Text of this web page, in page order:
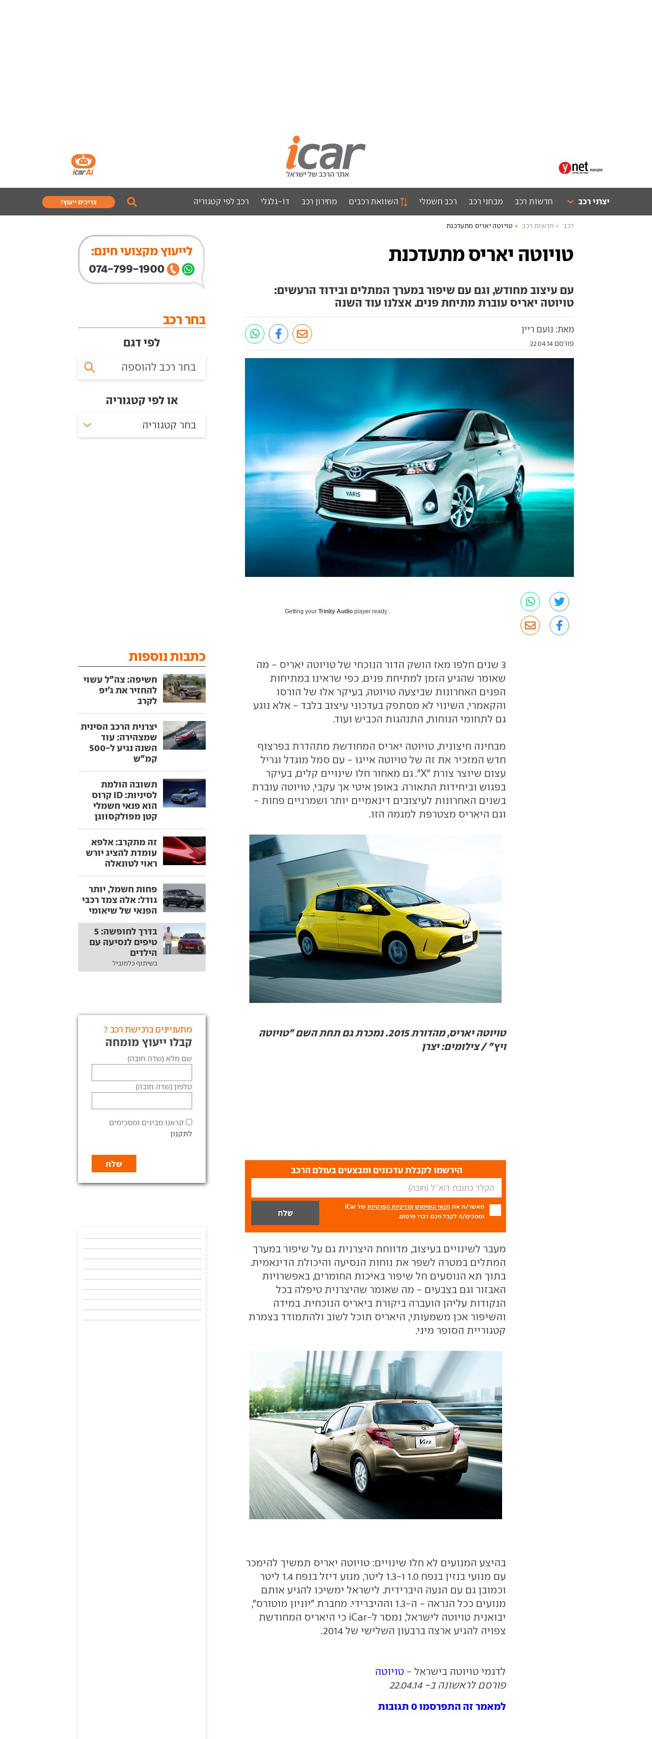
יצרני רכב חדשות רכב מבחני רכב רכב חשמלי השוואת רכבים מחירון רכב דו-גלגלי רכב לפי קטגוריה צריכים ייעוץ?
רכב חדשות רכב טויוטה יאריס מתעדכנת
טויוטה יאריס מתעדכנת
עם עיצוב מחודש, וגם עם שיפור במערך המתלים ובידוד הרעשים:
טויוטה יאריס עוברת מתיחת פנים. אצלנו עוד השנה
מאת: נועם ריין
פורסם 22.04.14
Getting yourTrinity Audio player ready...
3 שנים חלפו מאז הושק הדור הנוכחי של טויוטה יאריס - מה
שאומר שהגיע הזמן למתיחת פנים. כפי שראינו במתיחות
הפנים האחרונות שביצעה טויוטה, בעיקר אלו של הורסו
והקאמרי, השינוי לא מסתפק בעדכוני עיצוב בלבד - אלא נוגע
גם לתחומי הנוחות, התנהגות הכביש ועוד.
מבחינה חיצונית, טויוטה יאריס המחודשת מתהדרת בפרצוף
חדש המזכיר את זה של טויוטה אייגו - עם סמל מוגדל וגריל
עצום שיוצר צורת "X". גם מאחור חלו שינויים קלים, בעיקר
בפגוש וביחידות התאורה. באופן איטי אך עקבי, טויוטה עוברת
בשנים האחרונות לעיצובים דינאמיים יותר ושמרניים פחות -
וגם היאריס מצטרפת למגמה הזו.
טויוטה יאריס, מהדורת 2015. נמכרת גם תחת השם "טויוטה
ויץ" / צילומים: יצרן
הירשמו לקבלת עדכונים ומבצעים בעולם הרכב
מאשר/ת את תנאי השימוש ומדיניות הפרטיות
של iCar
ומסכים/ה לקבל מכם דברי פרסום.
מעבר לשינויים בעיצוב, מדווחת היצרנית גם על שיפור במערך
המתלים במטרה לשפר את נוחות הנסיעה והיכולת הדינאמית.
בתוך תא הנוסעים חל שיפור באיכות החומרים, באפשרויות
האבזור וגם בצבעים - מה שאומר שהיצרנית טיפלה בכל
הנקודות עליהן הועברה ביקורת ביאריס הנוכחית. במידה
והשיפור אכן משמעותי, היאריס תוכל לשוב ולהתמודד בצמרת
קטגוריית הסופר מיני.
בהיצע המנועים לא חלו שינויים: טויוטה יאריס תמשיך להימכר
עם מנועי בנזין בנפח 1.0 ו-1.3 ליטר, מנוע דיזל בנפח 1.4 ליטר
וכמובן גם עם הנעה היברידית. לישראל ימשיכו להגיע אותם
מנועים ככל הנראה - ה-1.3 וההיברידי. מחברת "יוניון מוטורס",
יבואנית טויוטה לישראל, נמסר ל-iCar כי היאריס המחודשת
צפויה להגיע ארצה ברבעון השלישי של 2014.
לדגמי טויוטה בישראל - טויוטה
פורסם לראשונה ב- 22.04.14
למאמר זה התפרסמו 0 תגובות
לייעוץ מקצועי חינם:
074-799-1900
בחר רכב
לפי דגם
או לפי קטגוריה
בחר קטגוריה
כתבות נוספות
חשיפה: צה"ל עשוי
להחזיר את ג'יפ
לקרב
יצרנית הרכב הסינית
שמצהירה: עוד
השנה נגיע ל-500
קמ"ש
תשובה הולמת
לסיניות: ID קרוס
הוא פנאי חשמלי
קטן מפולקסווגן
זה מתקרב: אלפא
עומדת להציג יורש
ראוי לטונאלה
פחות חשמל, יותר
גודל: אלה צמד רכבי
הפנאי של שיאומי
בדרך לחופשה: 5
טיפים לנסיעה עם
הילדים
בשיתוף כלמוביל
מתעניינים ברכישת רכב ?
קבלו ייעוץ מומחה
שם מלא (שדה חובה)
טלפון (שדה חובה)
קראנו מבינים ומסכימים
לתקנון